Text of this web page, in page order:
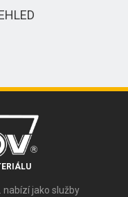
nabízí jako služby